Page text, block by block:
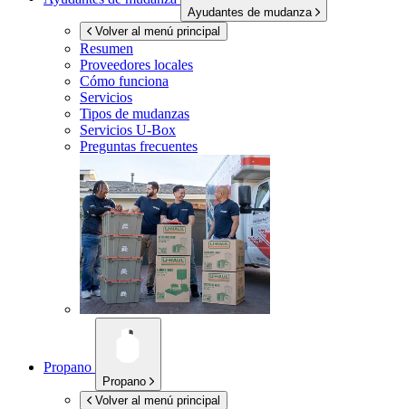
Ayudantes de mudanza
Volver al menú principal
Resumen
Proveedores locales
Cómo funciona
Servicios
Tipos de mudanzas
Servicios U-Box
Preguntas frecuentes
Propano
Propano
Volver al menú principal